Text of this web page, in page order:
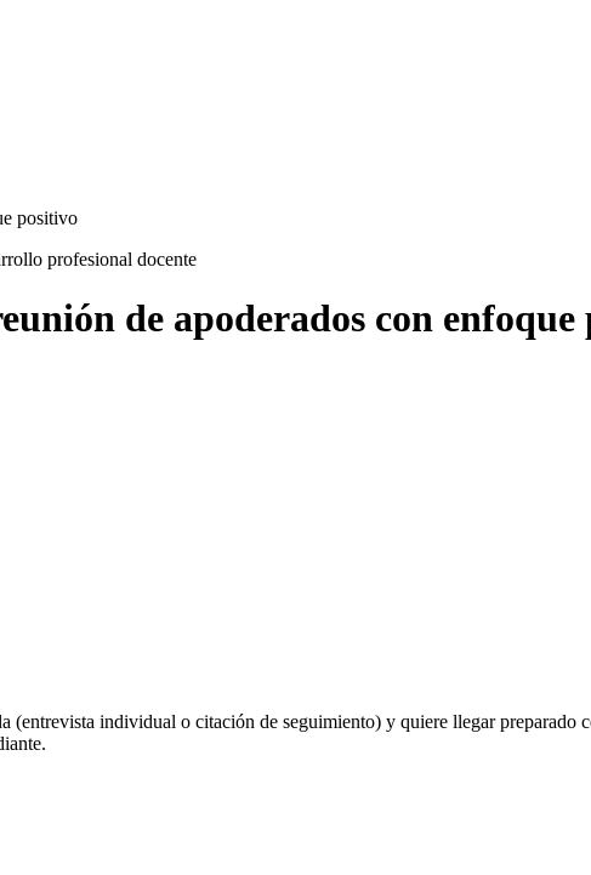
positivo
profesional docente
de apoderados con enfoque
(entrevista individual o citación de seguimiento) y quiere llegar preparado